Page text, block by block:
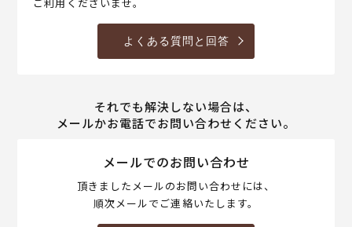
よくある質問と回答
それでも解決しない場合は、
メールかお電話でお問い合わせください。
メールでのお問い合わせ
頂きましたメールのお問い合わせには、
順次メールでご連絡いたします。